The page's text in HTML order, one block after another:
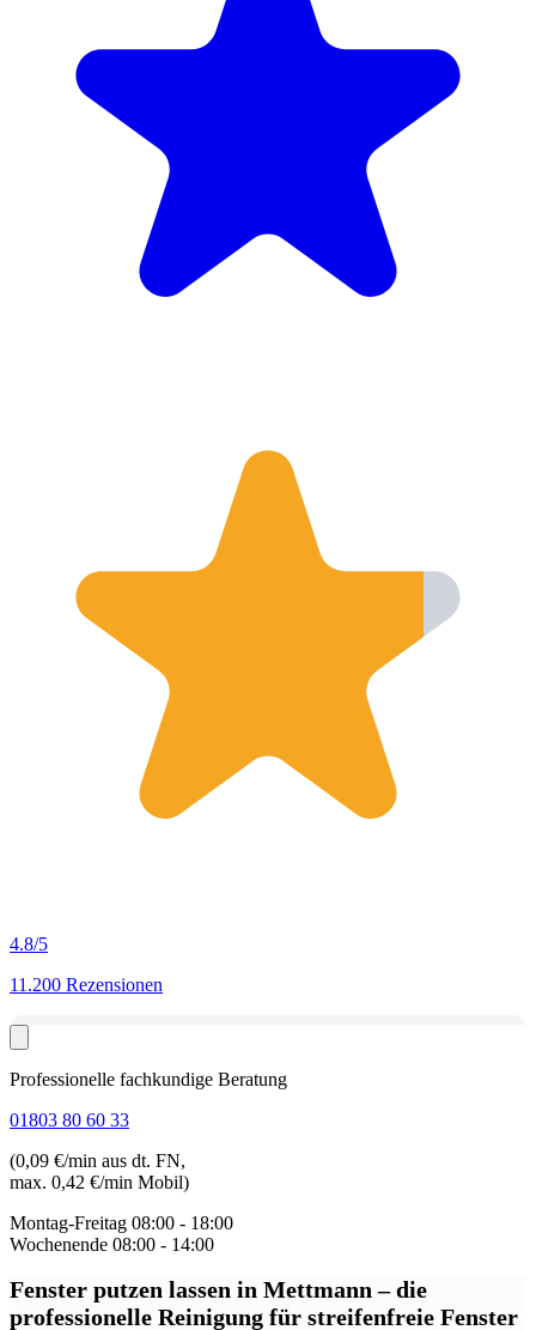
4.8/5
11.200 Rezensionen
Professionelle fachkundige Beratung
01803 80 60 33
(0,09 €/min aus dt. FN,
max. 0,42 €/min Mobil)
Montag-Freitag 08:00 - 18:00
Wochenende 08:00 - 14:00
Fenster putzen lassen in Mettmann– die
professionelle Reinigung für streifenfreie Fenster